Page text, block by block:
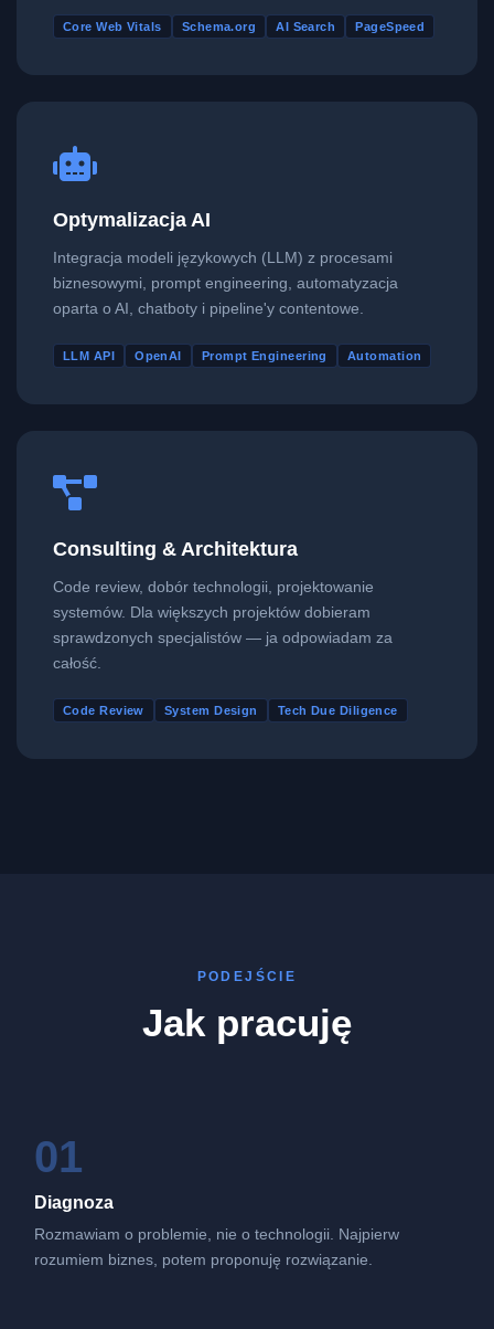
Core Web Vitals Schema.org AI Search PageSpeed
Optymalizacja AI
Integracja modeli językowych (LLM) z procesami
biznesowymi, prompt engineering, automatyzacja
oparta o AI, chatboty i pipeline'y contentowe.
LLM API OpenAI Prompt Engineering Automation
Consulting & Architektura
Code review, dobór technologii, projektowanie
systemów. Dla większych projektów dobieram
sprawdzonych specjalistów — ja odpowiadam za
całość.
Code Review System Design Tech Due Diligence
PODEJŚCIE
Jak pracuję
01
Diagnoza
Rozmawiam o problemie, nie o technologii. Najpierw
rozumiem biznes, potem proponuję rozwiązanie.